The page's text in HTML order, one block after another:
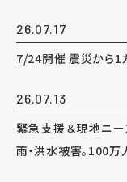
26.07.17
7/24開催 震災から1
26.07.13
緊急支援＆現地ニ
雨・洪水被害。100万